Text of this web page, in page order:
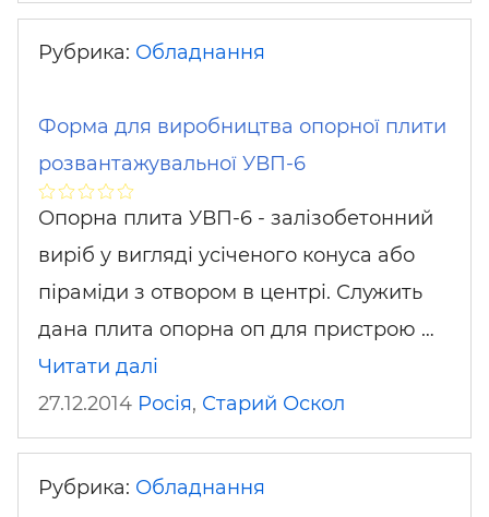
Рубрика: Обладнання
Форма для виробництва опорної плити
розвантажувальної УВП-6
Опорна плита УВП-6 - залізобетонний
виріб у вигляді усіченого конуса або
піраміди з отвором в центрі. Служить
дана плита опорна оп для пристрою …
Читати далі
27.12.2014 Росія, Старий Оскол
Рубрика: Обладнання